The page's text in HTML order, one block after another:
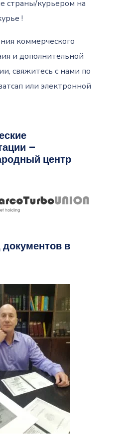
страны/курьером на
!
коммерческого
и дополнительной
свяжитесь с нами по
или электронной
–
центр
в